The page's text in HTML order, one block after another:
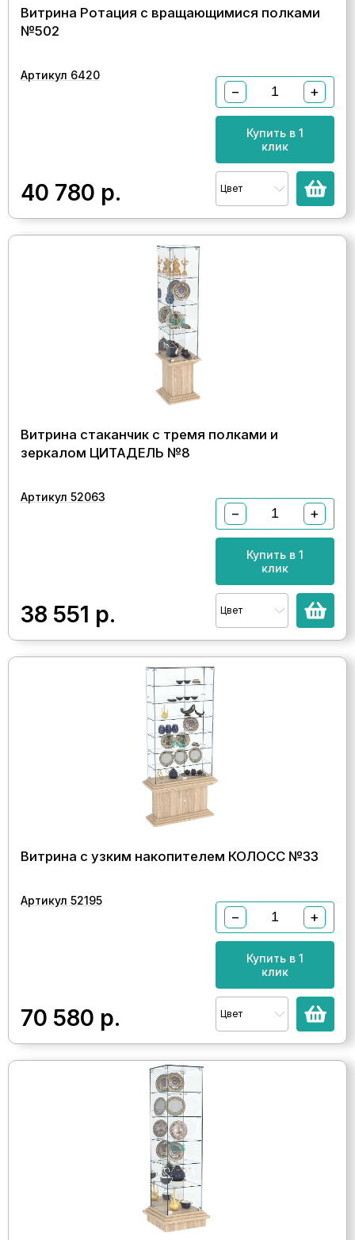
Витрина Ротация с вращающимися полками
№502
Артикул 6420
40 780 р.
− +
Купить в 1
клик
Цвет
Витрина стаканчик с тремя полками и
зеркалом ЦИТАДЕЛЬ №8
Артикул 52063
38 551 р.
− +
Купить в 1
клик
Цвет
Витрина с узким накопителем КОЛОСС №33
Артикул 52195
70 580 р.
− +
Купить в 1
клик
Цвет